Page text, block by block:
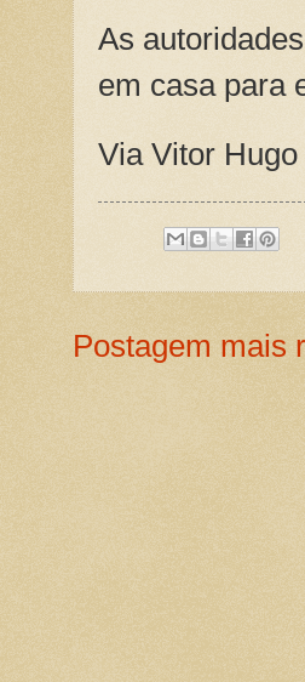
As
em casa para
Via Vitor
Postagem mais